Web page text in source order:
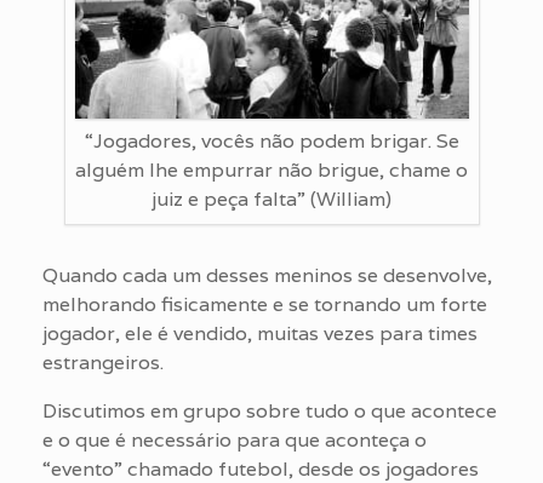
“Jogadores, vocês não podem brigar. Se
alguém lhe empurrar não brigue, chame o
juiz e peça falta” (William)
Quando cada um desses meninos se desenvolve,
melhorando fisicamente e se tornando um forte
jogador, ele é vendido, muitas vezes para times
estrangeiros.
Discutimos em grupo sobre tudo o que acontece
e o que é necessário para que aconteça o
“evento” chamado futebol, desde os jogadores